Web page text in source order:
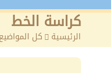
كراسة الخط
الرئيسية > كل